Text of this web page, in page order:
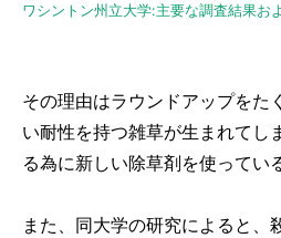
ワシントン州立大学:主要な調査結果お
その理由はラウンドアップをた
い耐性を持つ雑草が生まれてし
る為に新しい除草剤を使ってい
また、同大学の研究によると、